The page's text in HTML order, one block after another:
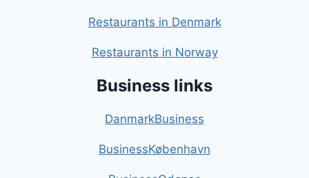
Restaurants in Denmark
Restaurants in Norway
Business links
DanmarkBusiness
BusinessKøbenhavn